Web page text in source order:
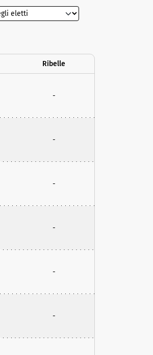
Ribelle
-
-
-
-
-
-